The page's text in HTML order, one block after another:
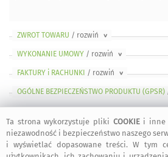
ZWROT TOWARU / rozwiń >
WYKONANIE UMOWY / rozwiń >
FAKTURY i RACHUNKI / rozwiń >
OGÓLNE BEZPIECZEŃSTWO PRODUKTU (GPSR)
Ta strona wykorzystuje pliki COOKIEi inne
niezawodność i bezpieczeństwo naszego
i wyświetlać dopasowane treści. W tym
bezpieczne regulamin dołącz do nas